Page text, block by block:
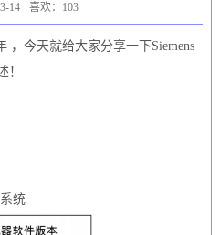
14 喜欢：103
，今天就给大家分享一下Siemens
！
统